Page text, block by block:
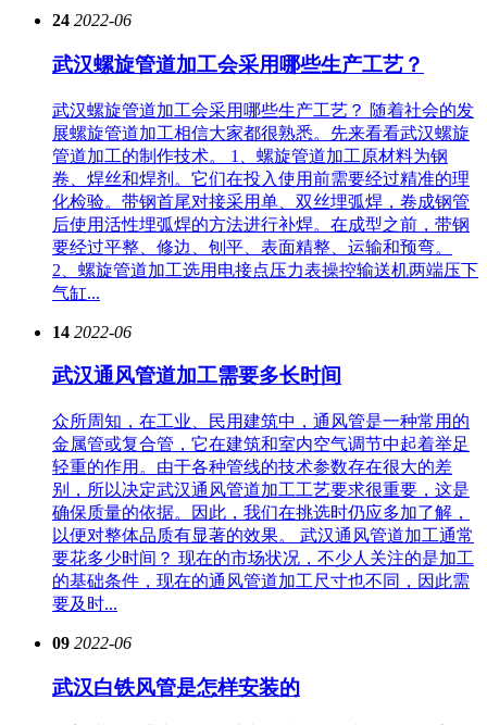
24 2022-06
武汉螺旋管道加工会采用哪些生产工艺？
武汉螺旋管道加工会采用哪些生产工艺？ 随着社会的发
展螺旋管道加工相信大家都很熟悉。先来看看武汉螺旋
管道加工的制作技术。 1、螺旋管道加工原材料为钢
卷、焊丝和焊剂。它们在投入使用前需要经过精准的理
化检验。带钢首尾对接采用单、双丝埋弧焊，卷成钢管
后使用活性埋弧焊的方法进行补焊。在成型之前，带钢
要经过平整、修边、刨平、表面精整、运输和预弯。
2、螺旋管道加工选用电接点压力表操控输送机两端压下
气缸...
14 2022-06
武汉通风管道加工需要多长时间
众所周知，在工业、民用建筑中，通风管是一种常用的
金属管或复合管，它在建筑和室内空气调节中起着举足
轻重的作用。由于各种管线的技术参数存在很大的差
别，所以决定武汉通风管道加工工艺要求很重要，这是
确保质量的依据。因此，我们在挑选时仍应多加了解，
以便对整体品质有显著的效果。 武汉通风管道加工通常
要花多少时间？ 现在的市场状况，不少人关注的是加工
的基础条件，现在的通风管道加工尺寸也不同，因此需
要及时...
09 2022-06
武汉白铁风管是怎样安装的